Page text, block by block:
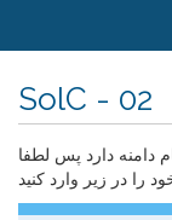
SolC - 02
دامنه دارد پس لطفا
را در زیر وارد کنید